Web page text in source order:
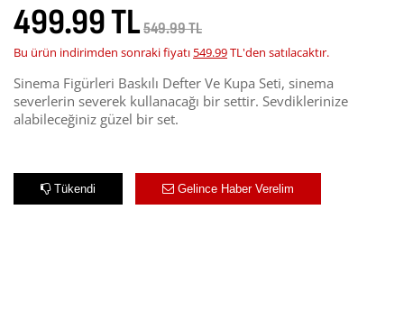
499.99 TL549.99 TL
Bu ürün indirimden sonraki fiyatı 549.99TL'den satılacaktır.
Sinema Figürleri Baskılı Defter Ve Kupa Seti, sinema
severlerin severek kullanacağı bir settir. Sevdiklerinize
alabileceğiniz güzel bir set.
Tükendi Gelince Haber Verelim